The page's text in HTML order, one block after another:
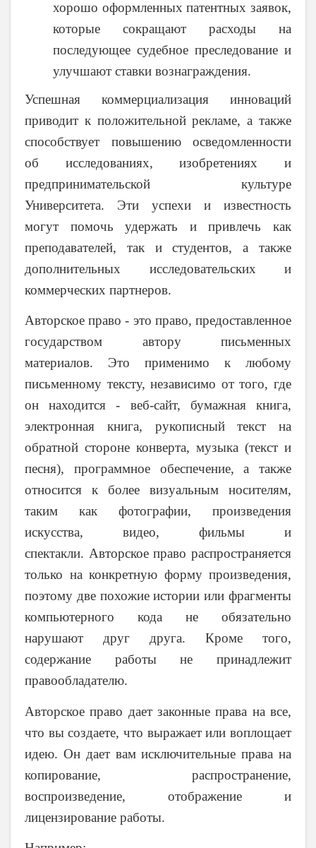
хорошо оформленных патентных заявок,
которые сокращают расходы на
последующее судебное преследование и
улучшают ставки вознаграждения.
Успешная коммерциализация инноваций
приводит к положительной рекламе, а также
способствует повышению осведомленности
об исследованиях, изобретениях и
предпринимательской культуре
Университета. Эти успехи и известность
могут помочь удержать и привлечь как
преподавателей, так и студентов, а также
дополнительных исследовательских и
коммерческих партнеров.
Авторское право - это право, предоставленное
государством автору письменных
материалов. Это применимо к любому
письменному тексту, независимо от того, где
он находится - веб-сайт, бумажная книга,
электронная книга, рукописный текст на
обратной стороне конверта, музыка (текст и
песня), программное обеспечение, а также
относится к более визуальным носителям,
таким как фотографии, произведения
искусства, видео, фильмы и
спектакли. Авторское право распространяется
только на конкретную форму произведения,
поэтому две похожие истории или фрагменты
компьютерного кода не обязательно
нарушают друг друга. Кроме того,
содержание работы не принадлежит
правообладателю.
Авторское право дает законные права на все,
что вы создаете, что выражает или воплощает
идею. Он дает вам исключительные права на
копирование, распространение,
воспроизведение, отображение и
лицензирование работы.